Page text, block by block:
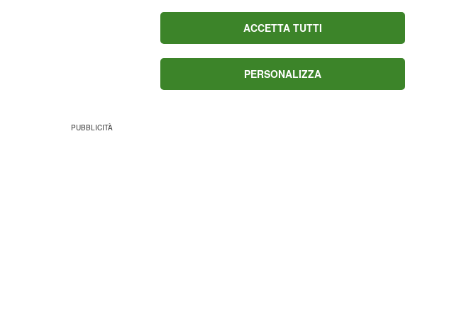
e larga poco meno di 5 metri. Scoperta
nel 1974, conservata dal 1978 al
speciale tendone ed esposta in ambiente
climatizzato ed umidificato dal 1999.
ACCETTA TUTTI
PERSONALIZZA